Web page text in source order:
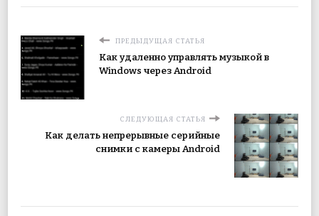
ПРЕДЫДУЩАЯ СТАТЬЯ
Как удаленно управлять музыкой в ​​
Windows через Android
СЛЕДУЮЩАЯ СТАТЬЯ
Как делать непрерывные серийные
снимки с камеры Android